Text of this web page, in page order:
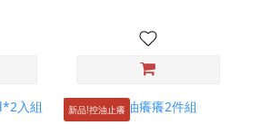
新品!控油止癢